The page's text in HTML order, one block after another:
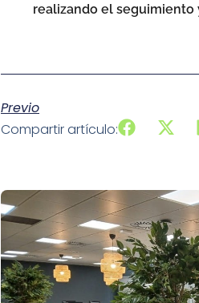
realizando el
Previo
Compartir artículo: